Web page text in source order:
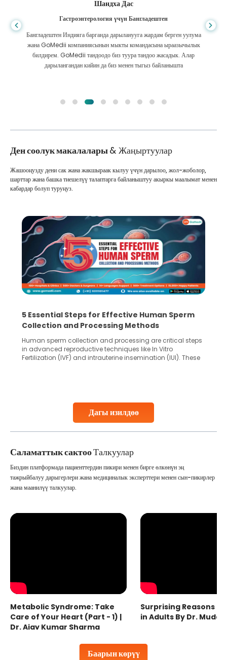
Шандха Дас
Гастроэнтерология үчүн Бангладештен
Бангладештен Индияга барганда дарыланууга жардам берген уулума
жана GoMedii компаниясынын мыкты командасына ыраазычылык
билдирем. GoMedii тандоодо биз туура тандоо жасадык. Алар
дарылангандан кийин да биз менен тыгыз байланышта
Ден соолук макалалары& Жаңыртуулар
Дагы изилдөө
Жашооңузду дени сак жана жакшыраак кылуу үчүн дарылоо, жол-жоболор,
шарттар жана башка тиешелүү талаптарга байланыштуу акыркы маалымат менен
кабардар болуп туруңуз.
5 Essential Steps for Effective Human Sperm
Collection and Processing Methods
Human sperm collection and processing are critical steps
in advanced reproductive techniques like In Vitro
Fertilization (IVF) and intrauterine insemination (IUI). These
collected, they process the
Саламаттык сактооТалкуулар
Баарын көрүү
Биздин платформада пациенттердин пикири менен бирге өлкөнүн эң
тажрыйбалуу дарыгерлери жана медициналык эксперттери менен сын-пикирлер
жана маанилүү талкуулар.
Metabolic Syndrome: Take
Care of Your Heart (Part - 1) |
Dr. Ajay Kumar Sharma
Surprising Reasons
in Adults By Dr.